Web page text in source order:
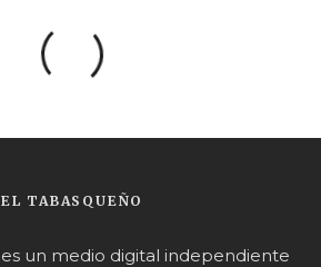
EL TABASQUEÑO
es un medio digital independiente